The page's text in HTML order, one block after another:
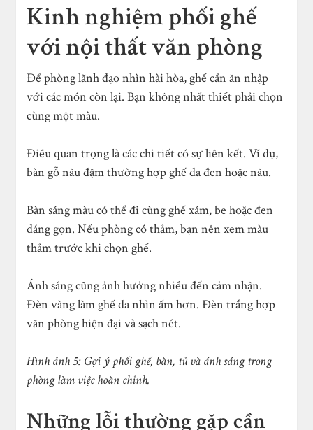
Kinh nghiệm phối ghế
với nội thất văn phòng
Để phòng lãnh đạo nhìn hài hòa, ghế cần ăn nhập
với các món còn lại. Bạn không nhất thiết phải chọn
cùng một màu.
Điều quan trọng là các chi tiết có sự liên kết. Ví dụ,
bàn gỗ nâu đậm thường hợp ghế da đen hoặc nâu.
Bàn sáng màu có thể đi cùng ghế xám, be hoặc đen
dáng gọn. Nếu phòng có thảm, bạn nên xem màu
thảm trước khi chọn ghế.
Ánh sáng cũng ảnh hưởng nhiều đến cảm nhận.
Đèn vàng làm ghế da nhìn ấm hơn. Đèn trắng hợp
văn phòng hiện đại và sạch nét.
Hình ảnh 5: Gợi ý phối ghế, bàn, tủ và ánh sáng trong
phòng làm việc hoàn chỉnh.
Những lỗi thường gặp cần